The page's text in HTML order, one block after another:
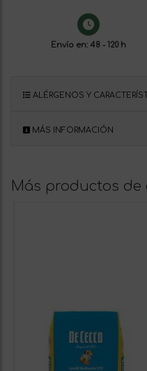
Envío en: 48 - 120 h
ALÉRGENOS Y
MÁS INFORMACIÓN
Más productos de